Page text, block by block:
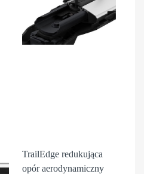
TrailEdge redukująca
opór aerodynamiczny